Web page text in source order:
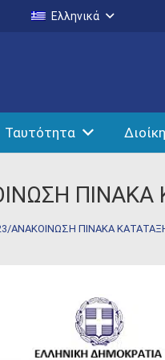
Ελληνικά
Ταυτότητα
ΑΝΑΚΟΙΝΩΣΗ ΠΙΝΑΚΑ